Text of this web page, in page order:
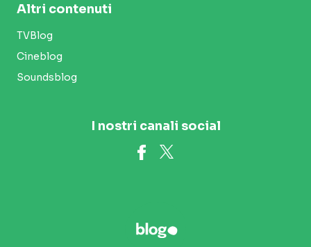
Altri contenuti
TVBlog
Cineblog
Soundsblog
I nostri canali social